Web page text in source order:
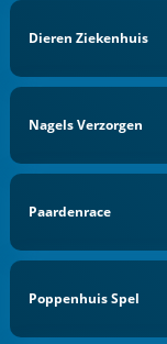
Dieren Ziekenhuis
Nagels Verzorgen
Paardenrace
Poppenhuis Spel